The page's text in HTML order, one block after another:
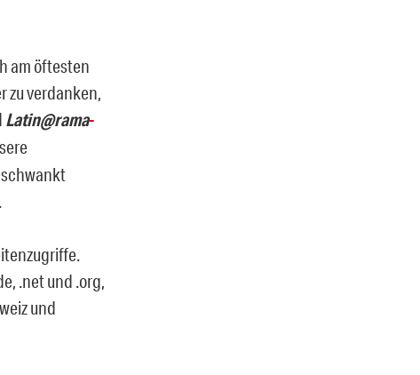
am öftesten
zu verdanken,
Latin@rama-
.net und .org,
und